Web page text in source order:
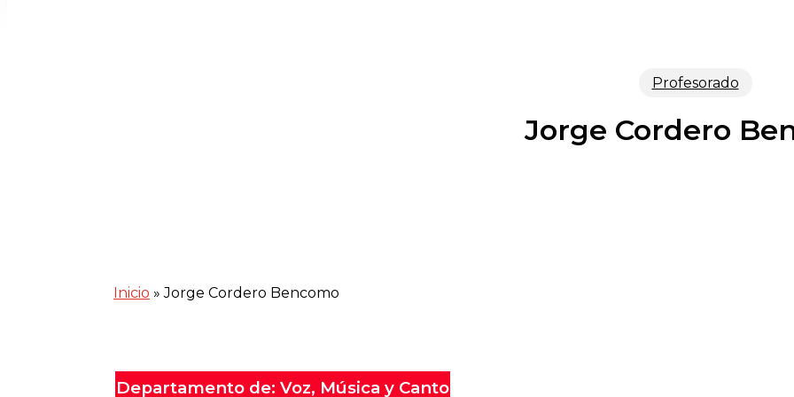
Profesorado
Jorge Cordero
Inicio »Jorge Cordero Bencomo
Departamento de: Voz, Música y Canto